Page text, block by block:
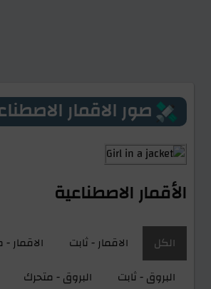
صور الاقمار
الأقمار الاصطناعية
الكل الاقمار - ثابت
الاقمار
البروق - ثابت
البروق - متحرك